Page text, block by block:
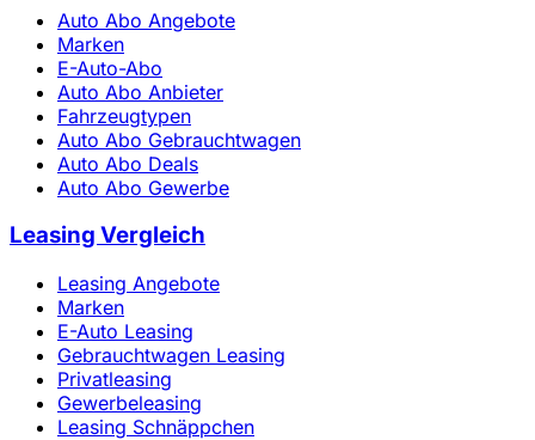
Auto Abo Angebote
Marken
E-Auto-Abo
Auto Abo Anbieter
Fahrzeugtypen
Auto Abo Gebrauchtwagen
Auto Abo Deals
Auto Abo Gewerbe
Leasing Vergleich
Leasing Angebote
Marken
E-Auto Leasing
Gebrauchtwagen Leasing
Privatleasing
Gewerbeleasing
Leasing Schnäppchen